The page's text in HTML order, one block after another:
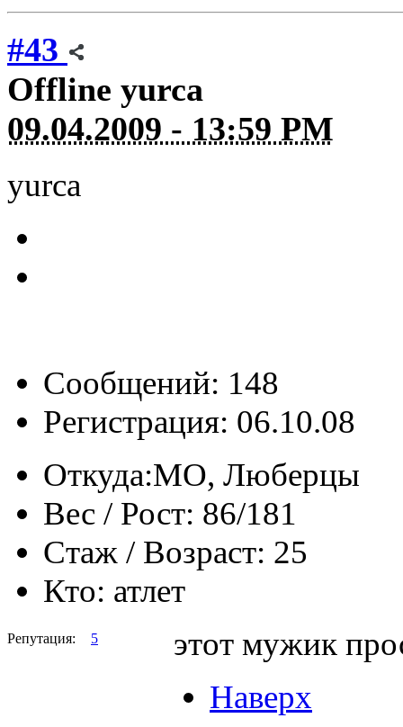
#43
Offline yurca
09.04.2009 - 13:59 PM
yurca
Сообщений: 148
Регистрация: 06.10.08
Откуда:МО, Люберцы
Вес / Рост: 86/181
Стаж / Возраст: 25
Кто: атлет
Репутация: 5
этот мужик
Наверх